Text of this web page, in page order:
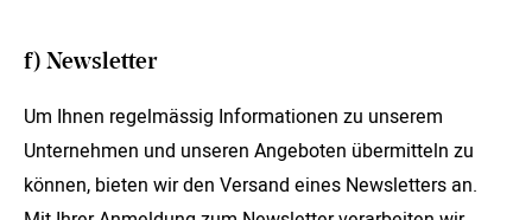
f) Newsletter
Um Ihnen regelmässig Informationen zu unserem
Unternehmen und unseren Angeboten übermitteln zu
können, bieten wir den Versand eines Newsletters an.